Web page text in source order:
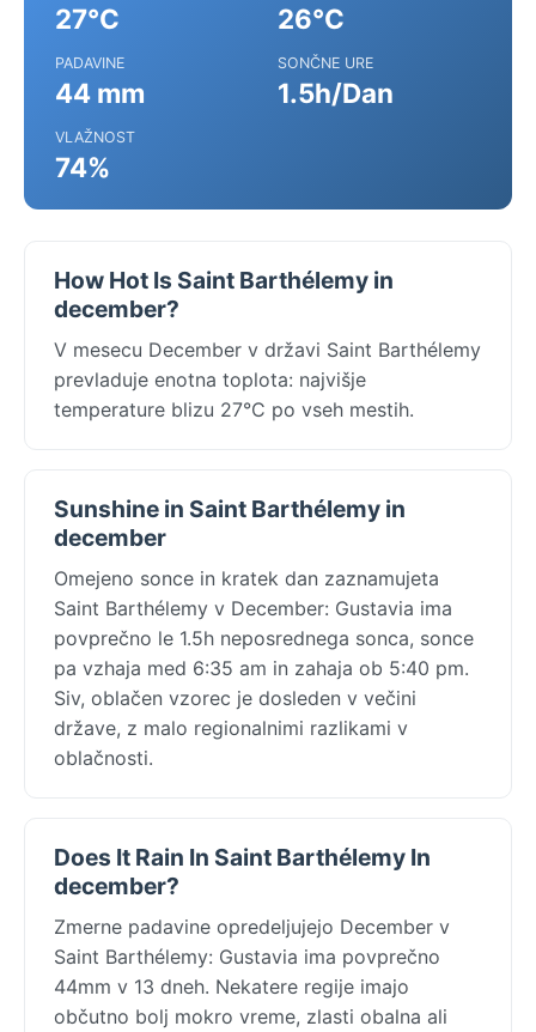
27°C 26°C
PADAVINE
44 mm
SONČNE URE
1.5h/Dan
VLAŽNOST
74%
How Hot Is Saint Barthélemy in
december?
V mesecu December v državi Saint Barthélemy
prevladuje enotna toplota: najvišje
temperature blizu 27°C po vseh mestih.
Sunshine in Saint Barthélemy in
december
Omejeno sonce in kratek dan zaznamujeta
Saint Barthélemy v December: Gustavia ima
povprečno le 1.5h neposrednega sonca, sonce
pa vzhaja med 6:35 am in zahaja ob 5:40 pm.
Siv, oblačen vzorec je dosleden v večini
države, z malo regionalnimi razlikami v
oblačnosti.
Does It Rain In Saint Barthélemy In
december?
Zmerne padavine opredeljujejo December v
Saint Barthélemy: Gustavia ima povprečno
44mm v 13 dneh. Nekatere regije imajo
občutno bolj mokro vreme, zlasti obalna ali